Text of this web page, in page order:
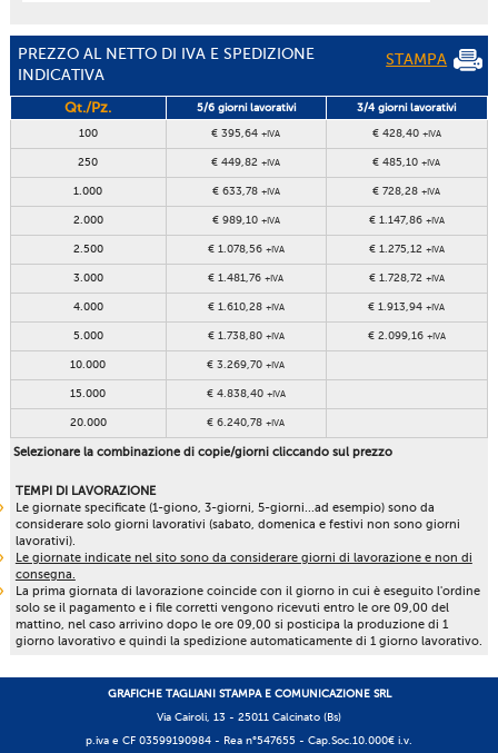
PREZZO AL NETTO DI IVA E SPEDIZIONE
INDICATIVA
STAMPA
Qt./Pz. 5/6 giorni lavorativi 3/4 giorni lavorativi
100 € 395,64+IVA € 428,40 +IVA
250 € 449,82+IVA € 485,10+IVA
1.000 € 633,78 +IVA € 728,28+IVA
2.000 € 989,10 +IVA € 1.147,86 +IVA
2.500 € 1.078,56 +IVA € 1.275,12 +IVA
3.000 € 1.481,76+IVA € 1.728,72 +IVA
4.000 € 1.610,28 +IVA € 1.913,94+IVA
5.000 € 1.738,80 +IVA € 2.099,16 +IVA
10.000 € 3.269,70+IVA
15.000 € 4.838,40 +IVA
20.000 € 6.240,78+IVA
Selezionare la combinazione di copie/giorni cliccando sul prezzo
TEMPI DI LAVORAZIONE
Le giornate specificate (1-giono, 3-giorni, 5-giorni...ad esempio) sono da
considerare solo giorni lavorativi (sabato, domenica e festivi non sono giorni
lavorativi).
Le giornate indicate nel sito sono da considerare giorni di lavorazione e non di
consegna.
La prima giornata di lavorazione coincide con il giorno in cui è eseguito l'ordine
solo se il pagamento e i file corretti vengono ricevuti entro le ore 09,00 del
mattino, nel caso arrivino dopo le ore 09,00 si posticipa la produzione di 1
giorno lavorativo e quindi la spedizione automaticamente di 1 giorno lavorativo.
GRAFICHE TAGLIANI STAMPA E COMUNICAZIONE SRL
Via Cairoli, 13 - 25011 Calcinato (Bs)
p.iva e CF 03599190984 - Rea n°547655 - Cap.Soc.10.000€ i.v.